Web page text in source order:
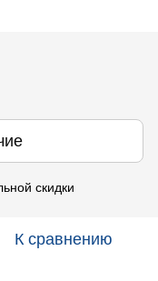
скидки
К сравнению